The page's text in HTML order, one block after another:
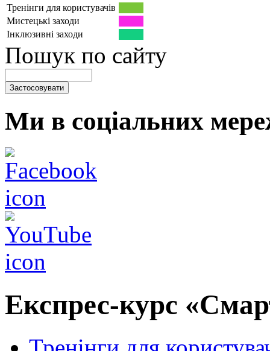
Тренінги для користувачів
Мистецькі заходи
Інклюзивні заходи
Пошук по сайту
Ми в соціальних
Експрес-курс